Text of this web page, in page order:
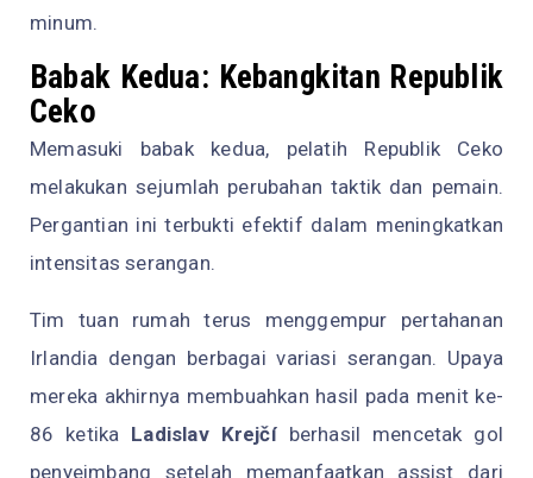
minum.
Babak Kedua: Kebangkitan Republik
Ceko
Memasuki babak kedua, pelatih Republik Ceko
melakukan sejumlah perubahan taktik dan pemain.
Pergantian ini terbukti efektif dalam meningkatkan
intensitas serangan.
Tim tuan rumah terus menggempur pertahanan
Irlandia dengan berbagai variasi serangan. Upaya
mereka akhirnya membuahkan hasil pada menit ke-
86 ketika Ladislav Krejčíberhasil mencetak gol
penyeimbang setelah memanfaatkan assist dari